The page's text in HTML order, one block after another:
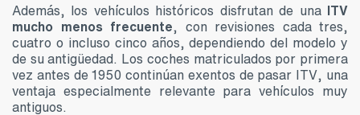
Además, los vehículos históricos disfrutan de una ITV
mucho menos frecuente, con revisiones cada tres,
cuatro o incluso cinco años, dependiendo del modelo y
de su antigüedad. Los coches matriculados por primera
vez antes de 1950 continúan exentos de pasar ITV, una
ventaja especialmente relevante para vehículos muy
antiguos.